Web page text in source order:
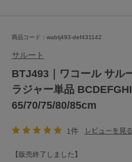
商品コード：wabtj493-def431142
サルート
BTJ493｜ワコール サル
ラジャー単品
65/70/75/80/85cm
1件 レビューを見る
【販売終了しました】